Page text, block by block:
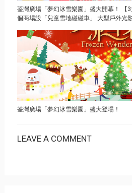
荃灣廣場「夢幻冰雪樂園」盛大開幕！ 【
個商場設「兒童雪地碰碰車」 大型戶外光
荃灣廣場「夢幻冰雪樂園」盛大登場！
LEAVE A COMMENT